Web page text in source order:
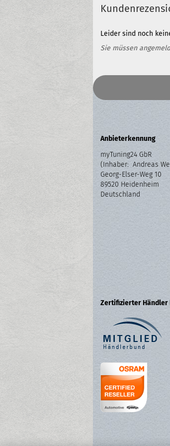
Leider sind noch
Sie müssen
Anbieterkennung
myTuning24 GbR
(Inhaber: Andreas
Georg-Elser-Weg 10
89520 Heidenheim
Deutschland
Zertifizierter Händler